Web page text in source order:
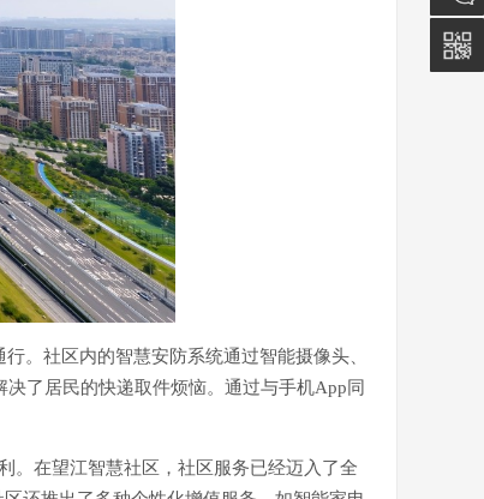
。社区内的智慧安防系统通过智能摄像头、
了居民的快递取件烦恼。通过与手机App同
。在望江智慧社区，社区服务已经迈入了全